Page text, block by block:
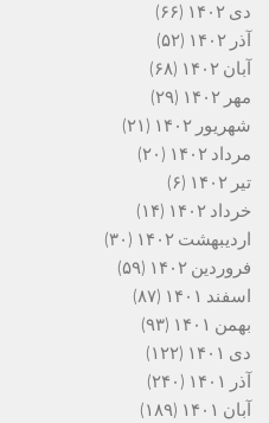
دی ۱۴۰۲
(۶۶)
آذر ۱۴۰۲
(۵۲)
آبان ۱۴۰۲
(۶۸)
مهر ۱۴۰۲
(۲۹)
شهریور ۱۴۰۲
(۲۱)
مرداد ۱۴۰۲
(۲۰)
تیر ۱۴۰۲
(۶)
خرداد ۱۴۰۲
(۱۴)
اردیبهشت ۱۴۰۲
(۳۰)
فروردین ۱۴۰۲
(۵۹)
اسفند ۱۴۰۱
(۸۷)
بهمن ۱۴۰۱
(۹۳)
دی ۱۴۰۱
(۱۲۲)
آذر ۱۴۰۱
(۲۴۰)
آبان ۱۴۰۱
(۱۸۹)